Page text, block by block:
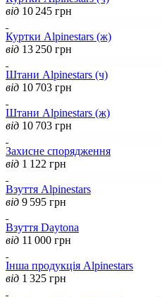
від 10 245 грн
Куртки Alpinestars (ж)
від 13 250 грн
Штани Alpinestars (ч)
від 10 703 грн
Штани Alpinestars (ж)
від 10 703 грн
Захисне спорядження
від 1 122 грн
Взуття Alpinestars
від 9 595 грн
Взуття Daytona
від 11 000 грн
Інша продукція Alpinestars
від 1 325 грн